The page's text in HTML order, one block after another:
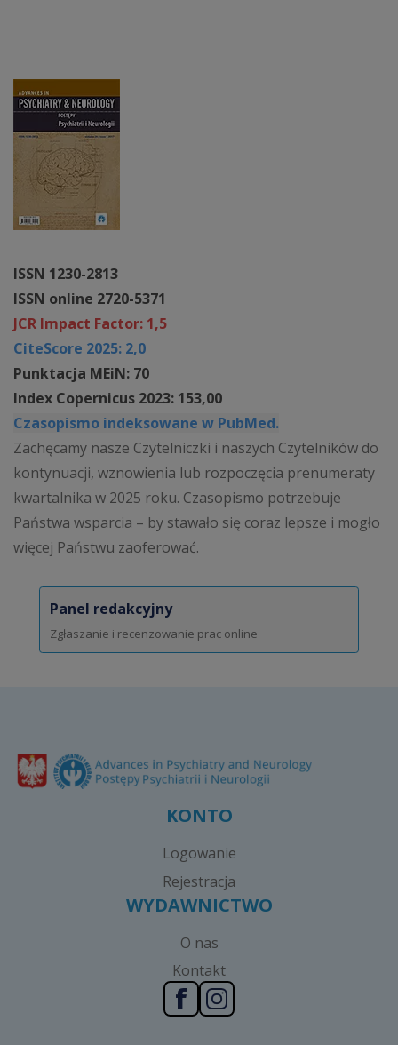
ISSN 1230-2813
ISSN online 2720-5371
JCR Impact Factor: 1,5
CiteScore 2025: 2,0
Punktacja MEiN: 70
Index Copernicus 2023: 153,00
Czasopismo indeksowane w PubMed.
Zachęcamy nasze Czytelniczki i naszych Czytelników do
kontynuacji, wznowienia lub rozpoczęcia prenumeraty
kwartalnika w 2025 roku. Czasopismo potrzebuje
Państwa wsparcia – by stawało się coraz lepsze i mogło
więcej Państwu zaoferować.
Panel redakcyjny
Zgłaszanie i recenzowanie prac online
KONTO
Logowanie
Rejestracja
WYDAWNICTWO
O nas
Kontakt